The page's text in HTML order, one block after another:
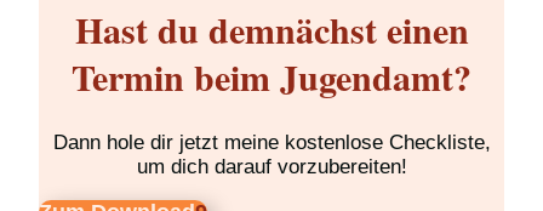
Hast du demnächst einen
Termin beim Jugendamt?
Dann hole dir jetzt meine kostenlose Checkliste,
um dich darauf vorzubereiten!